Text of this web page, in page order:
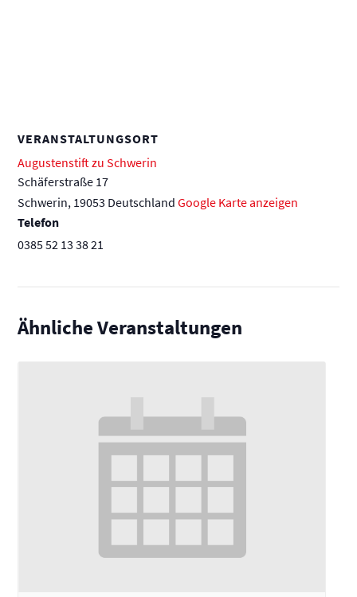
VERANSTALTUNGSORT
Augustenstift zu Schwerin
Schäferstraße 17
Schwerin, 19053 Deutschland Google Karte anzeigen
Telefon
0385 52 13 38 21
Ähnliche Veranstaltungen